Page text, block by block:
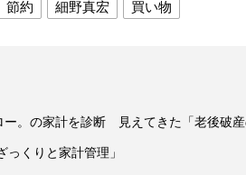
節約 細野真宏 買い物
。の家計を診断 見えてきた「老後破産
くりと家計管理」